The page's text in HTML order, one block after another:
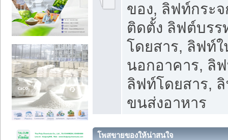
ของ, ลิฟท์กระ
ติดตั้ง ลิฟต์บร
โดยสาร, ลิฟท์
นอกอาคาร, ลิ
ลิฟท์โดยสาร,
ขนส่งอาหาร
โพสขายของให้น่าสนใจ